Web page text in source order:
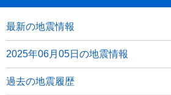
最新の地震情報
2025年06月05日の地震情報
過去の地震履歴